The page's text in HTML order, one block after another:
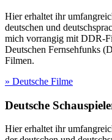
Hier erhaltet ihr
deutschen und
mich vorrangig mit DDR-
Deutschen Fernsehfunks
Filmen.
» Deutsche Filme
Deutsche
Hier erhaltet ihr